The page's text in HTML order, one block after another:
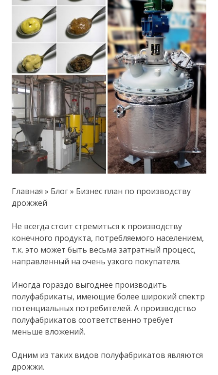
Главная » Блог » Бизнес план по производству
дрожжей
Не всегда стоит стремиться к производству
конечного продукта, потребляемого населением,
т.к. это может быть весьма затратный процесс,
направленный на очень узкого покупателя.
Иногда гораздо выгоднее производить
полуфабрикаты, имеющие более широкий спектр
потенциальных потребителей. А производство
полуфабрикатов соответственно требует
меньше вложений.
Одним из таких видов полуфабрикатов являются
дрожжи.